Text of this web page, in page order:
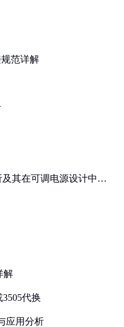
范详解
其在可调电源设计中的
解
代换
应用分析